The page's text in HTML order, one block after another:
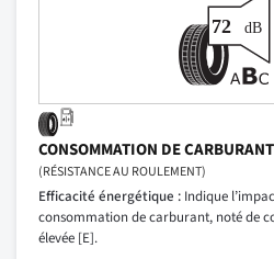
CONSOMMATION DE CARBURANT
(RÉSISTANCE AU ROULEMENT)
Efficacité énergétique : Indique
consommation de carburant, noté de
élevée [E].